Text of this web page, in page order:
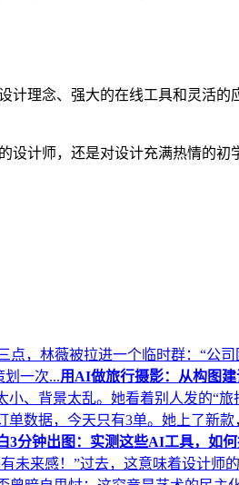
理念、强大的在线工具和灵活
计师，还是对设计充满热情的
点，林薇被拉进一个临时群：“公
划一次...用AI做旅行摄影：从构图
、背景太乱。她看着别人发的“
单数据，今天只有3单。她上了
3分钟出图：实测这些AI工具，如
来感！”过去，这意味着设计师